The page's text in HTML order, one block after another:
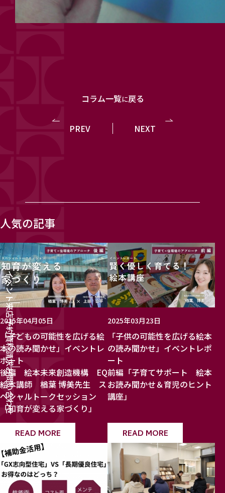
イベント
来店予約
資料請求
お問い合わせ
PREV
コラム一覧に戻る
NEXT
人気の記事
2025年04月05日
「子どもの可能性を広げる絵
本の読み聞かせ」イベントレ
ポート
後編 絵本未来創造機構 EQ
絵本講師 楢葉 博美先生 ス
ペシャルトークセッション
「知育が変える家づくり」
READ MORE
2025年03月23日
「子供の可能性を広げる絵本
の読み聞かせ」イベントレポ
ート
前編「子育てサポート 絵本
お読み聞かせ＆育児のヒント
講座」
READ MORE